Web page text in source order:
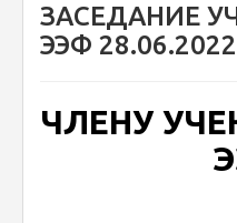
ЗАСЕДАНИЕ
ЭЭФ 28.06.2022
ЧЛЕНУ